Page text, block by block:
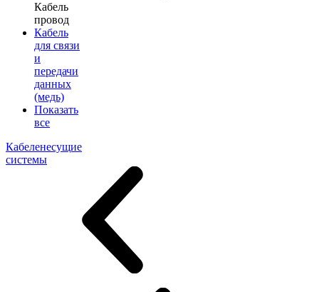
Кабель
провод
Кабель
для связи
и
передачи
данных
(медь)
Показать
все
Кабеленесущие
системы